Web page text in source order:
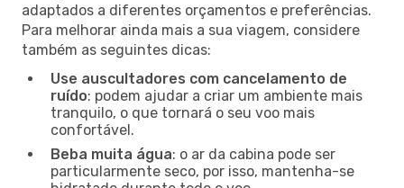
adaptados a diferentes orçamentos e preferências.
Para melhorar ainda mais a sua viagem, considere
também as seguintes dicas:
Use auscultadores com cancelamento de
ruído: podem ajudar a criar um ambiente mais
tranquilo, o que tornará o seu voo mais
confortável.
Beba muita água: o ar da cabina pode ser
particularmente seco, por isso, mantenha-se